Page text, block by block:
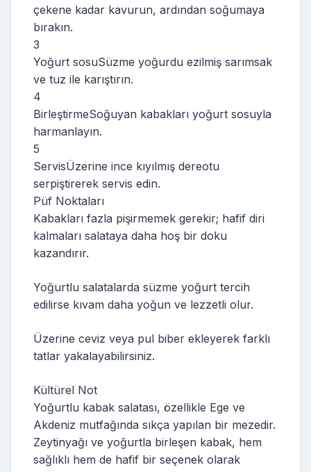
çekene kadar kavurun, ardından soğumaya
bırakın.
3
Yoğurt sosuSüzme yoğurdu ezilmiş sarımsak
ve tuz ile karıştırın.
4
BirleştirmeSoğuyan kabakları yoğurt sosuyla
harmanlayın.
5
ServisÜzerine ince kıyılmış dereotu
serpiştirerek servis edin.
Püf Noktaları
Kabakları fazla pişirmemek gerekir; hafif diri
kalmaları salataya daha hoş bir doku
kazandırır.
Yoğurtlu salatalarda süzme yoğurt tercih
edilirse kıvam daha yoğun ve lezzetli olur.
Üzerine ceviz veya pul biber ekleyerek farklı
tatlar yakalayabilirsiniz.
Kültürel Not
Yoğurtlu kabak salatası, özellikle Ege ve
Akdeniz mutfağında sıkça yapılan bir mezedir.
Zeytinyağı ve yoğurtla birleşen kabak, hem
sağlıklı hem de hafif bir seçenek olarak